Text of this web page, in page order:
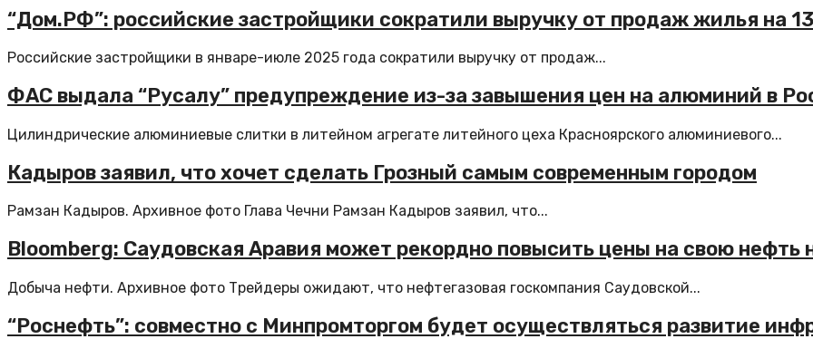
“Дом.РФ”: российские застройщики сократили выручку от продаж жилья на
Российские застройщики в январе-июле 2025 года сократили выручку от продаж...
ФАС выдала “Русалу” предупреждение из-за завышения цен на алюминий в
Цилиндрические алюминиевые слитки в литейном агрегате литейного цеха Красноярского алюминиевого...
Кадыров заявил, что хочет сделать Грозный самым современным городом
Рамзан Кадыров. Архивное фото Глава Чечни Рамзан Кадыров заявил, что...
Bloomberg: Саудовская Аравия может рекордно повысить цены на свою нефть
Добыча нефти. Архивное фото Трейдеры ожидают, что нефтегазовая госкомпания Саудовской...
“Роснефть”: совместно с Минпромторгом будет осуществляться развитие